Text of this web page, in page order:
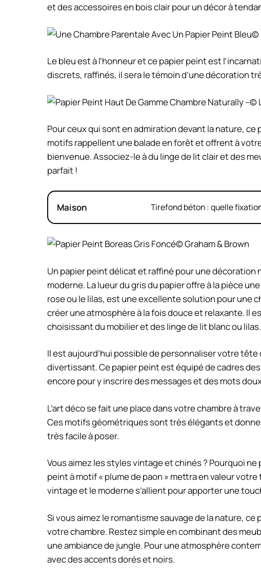
et des accessoires en bois clair pour un décor à
©
Le bleu est à l’honneur et ce papier peint est
discrets, raffinés, il sera le témoin d’une décoration
©
Pour ceux qui sont en admiration devant la nature,
motifs rappellent une balade en forêt et offrent à
bienvenue. Associez-le à du linge de lit clair et des
parfait !
Maison Tirefond béton : quelle
© Graham & Brown
Un papier peint délicat et raffiné pour une
moderne. La lueur du gris du papier offre à la pièce
rose ou le lilas, est une excellente solution pour une
créer une atmosphère à la fois douce et relaxante. Il
choisissant du mobilier et des linge de lit blanc ou lilas.
Il est aujourd’hui possible de personnaliser votre
divertissant. Ce papier peint est équipé de cadres
encore pour y inscrire des messages et des mots
L’art déco se fait une place dans votre chambre à
Ces motifs géométriques sont très élégants et
très facile à poser.
Vous aimez les styles vintage et chinés ? Pourquoi
peint à motif « plume de paon » mettra en valeur
vintage et le moderne s’allient pour apporter une
Si vous aimez le romantisme sauvage de la nature,
votre chambre. Restez simple en combinant des
une ambiance de jungle. Pour une atmosphère
avec des accents dorés et noirs.